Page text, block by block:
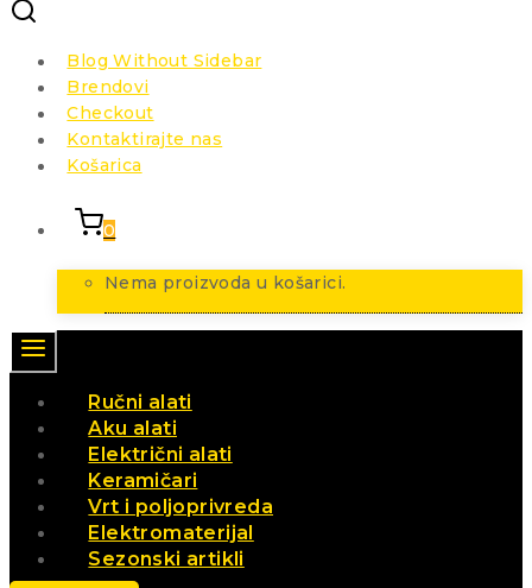
Blog Without Sidebar
Brendovi
Checkout
Kontaktirajte nas
Košarica
0
Nema proizvoda u košarici.
Ručni alati
Aku alati
Električni alati
Keramičari
Vrt i poljoprivreda
Elektromaterijal
Sezonski artikli